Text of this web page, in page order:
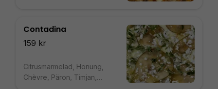
Contadina
159 kr
Citrusmarmelad, Honung,
Chèvre, Päron, Timjan,